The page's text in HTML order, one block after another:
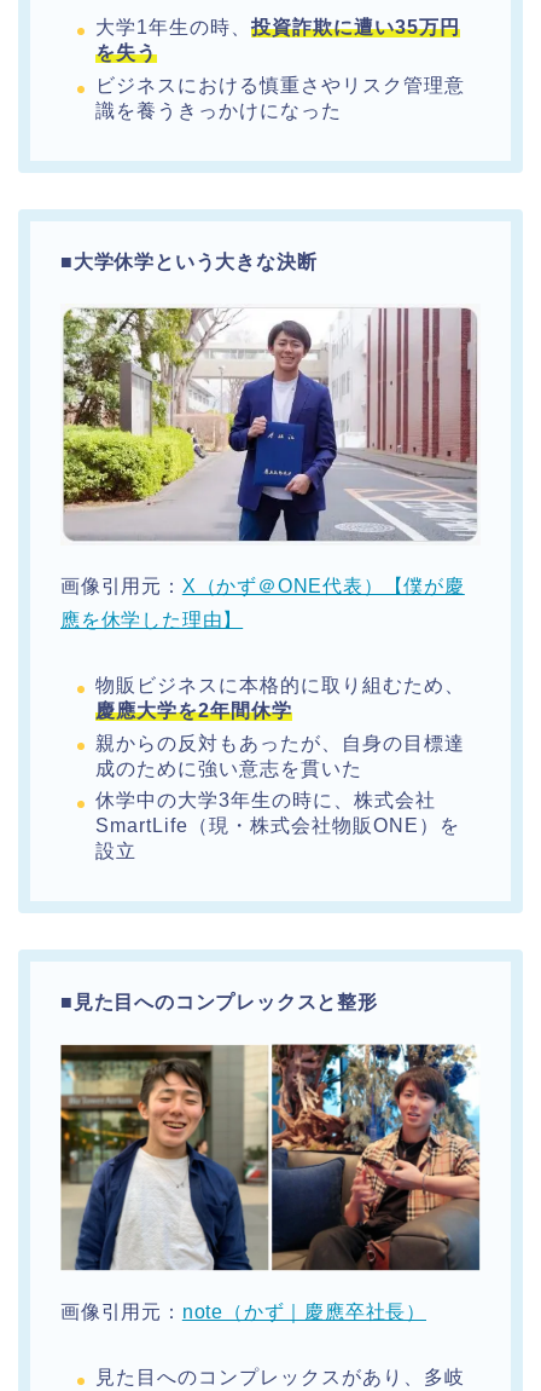
大学1年生の時、 投資詐欺に遭い35万円
を失う
ビジネスにおける慎重さやリスク管理意
識を養うきっかけになった
■大学休学という大きな決断
画像引用元： X（かず＠ONE代表）【僕が慶
應を休学した理由】
物販ビジネスに本格的に取り組むため、
慶應大学を2年間休学
親からの反対もあったが、自身の目標達
成のために強い意志を貫いた
休学中の大学3年生の時に、株式会社
SmartLife（現・株式会社物販ONE）を
設立
■ 見た目へのコンプレックスと整形
画像引用元： note（かず｜慶應卒社長）
見た目へのコンプレックスがあり、多岐